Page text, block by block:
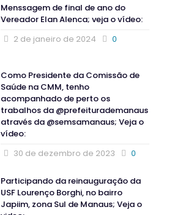
Menssagem de final de ano do
Vereador Elan Alenca; veja o vídeo:
2 de janeiro de 2024
0
Como Presidente da Comissão de
Saúde na CMM, tenho
acompanhado de perto os
trabalhos da @prefeiturademanaus
através da @semsamanaus; Veja o
vídeo:
30 de dezembro de 2023
0
Participando da reinauguração da
USF Lourenço Borghi, no bairro
Japiim, zona Sul de Manaus; Veja o